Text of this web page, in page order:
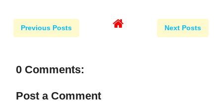
Previous Posts Next Posts
0 Comments:
Post a Comment